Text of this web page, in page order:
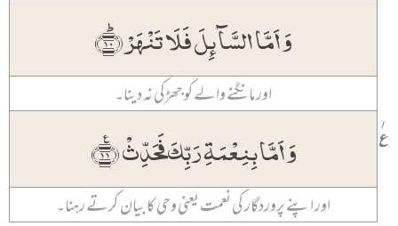
وَ اَمَّا السَّآئِلَ فَلَا تَنۡہَرۡ ﴿ؕ۱۰﴾
اور مانگنے والے کو جھڑکی نہ دینا۔
وَ اَمَّا بِنِعۡمَۃِ رَبِّکَ فَحَدِّثۡ ﴿٪۱۱﴾ ٪۱
اور اپنے پروردگار کی نعمت یعنی وحی کا بیان کرتے رہنا۔